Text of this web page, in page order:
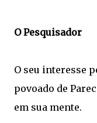
O Pesquisador
O seu interesse
povoado de
em sua mente.